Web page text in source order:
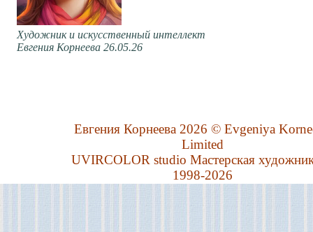
Художник и искусственный интеллект
Евгения Корнеева 26.05.26
Евгения Корнеева 2026 © Evgeniya
Limited
UVIRCOLOR studio Мастерская
1998-2026